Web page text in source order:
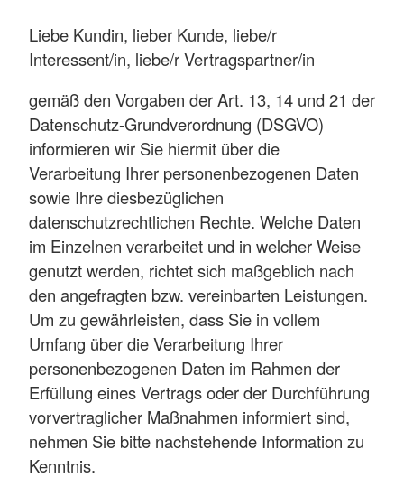
Liebe Kundin, lieber Kunde, liebe/r
Interessent/in, liebe/r Vertragspartner/in
gemäß den Vorgaben der Art. 13, 14 und 21 der
Datenschutz-Grundverordnung (DSGVO)
informieren wir Sie hiermit über die
Verarbeitung Ihrer personenbezogenen Daten
sowie Ihre diesbezüglichen
datenschutzrechtlichen Rechte. Welche Daten
im Einzelnen verarbeitet und in welcher Weise
genutzt werden, richtet sich maßgeblich nach
den angefragten bzw. vereinbarten Leistungen.
Um zu gewährleisten, dass Sie in vollem
Umfang über die Verarbeitung Ihrer
personenbezogenen Daten im Rahmen der
Erfüllung eines Vertrags oder der Durchführung
vorvertraglicher Maßnahmen informiert sind,
nehmen Sie bitte nachstehende Information zu
Kenntnis.